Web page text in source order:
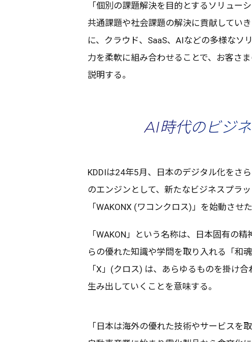
「 個別の課題解決を 目的 とする ソリュー
共通課題や社会課題の解決に貢献 してい
に、 クラウド、SaaS、AIなどの多様なソ
力を柔軟に組み合わせることで、お客さ
説明する。
AI時代のビジ
KDDIは24年5月、 日本のデジタル化をさ
のエンジン として、新たな ビジネスプラ
「WAKONX (ワコンクロス)」を始動させた
「WAKON」という名称は、 日本固有の精
らの優れた知識や学問を取り入れる「和
「X」(クロス) は、あらゆるものを掛け合
生み出していくことを意味する。
「 日本は海外の優れた技術やサービスを